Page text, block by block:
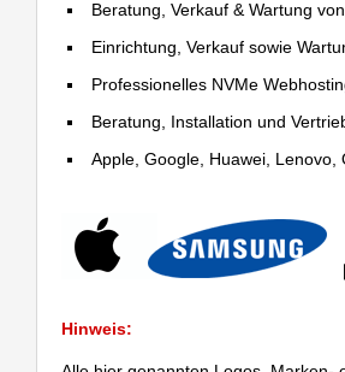
Beratung, Verkauf & Wartung
Einrichtung, Verkauf sowie
Professionelles NVMe
Beratung, Installation und
Apple, Google, Huawei,
Hinweis: